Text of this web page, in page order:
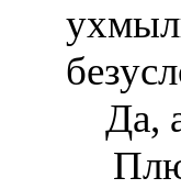
Да,